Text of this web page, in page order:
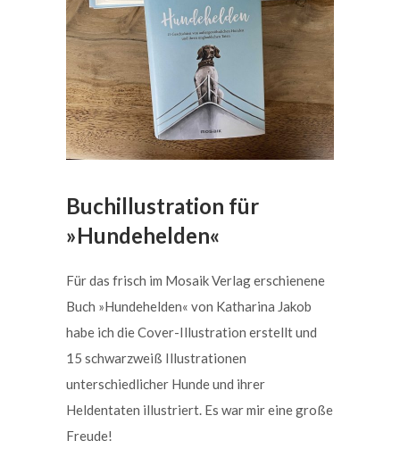
Buchillustration für
»Hundehelden«
Für das frisch im Mosaik Verlag erschienene
Buch »Hundehelden« von Katharina Jakob
habe ich die Cover-Illustration erstellt und
15 schwarzweiß Illustrationen
unterschiedlicher Hunde und ihrer
Heldentaten illustriert. Es war mir eine große
Freude!